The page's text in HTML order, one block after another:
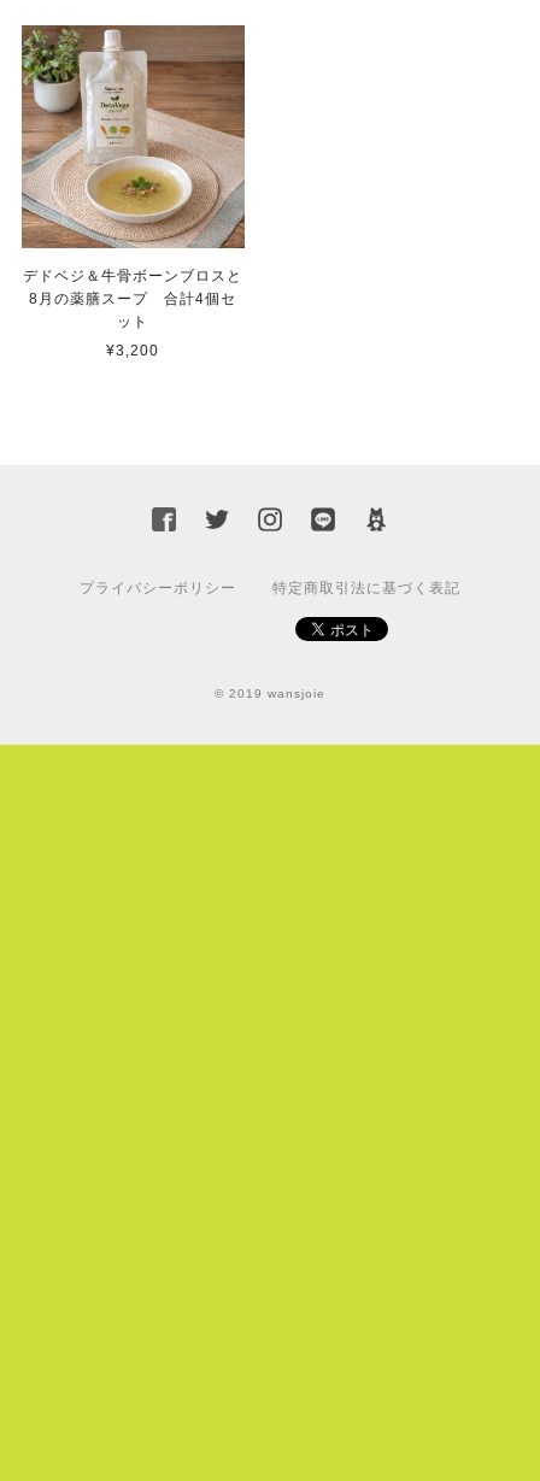
デドベジ＆牛骨ボーンブロスと
8月の薬膳スープ 合計4個セ
ット
¥3,200
プライバシーポリシー 特定商取引法に基づく表記
© 2019 wansjoie